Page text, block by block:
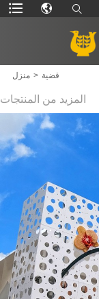
منزل > قضية
المزيد من المنتجات